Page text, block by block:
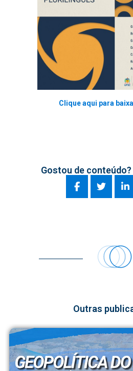
Clique aqui para
Gostou de
Outras